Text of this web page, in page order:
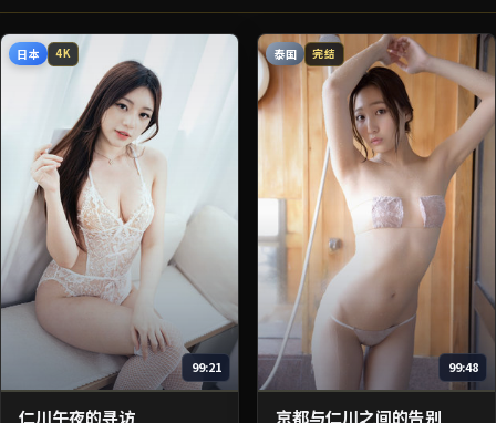
日本 4K
99:21
仁川午夜的寻访
泰国 完结
99:48
京都与仁川之间的告别